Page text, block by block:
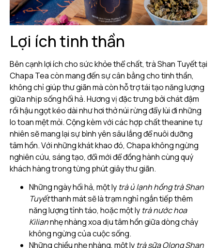
Lợi ích tinh thần
Bên cạnh lợi ích cho sức khỏe thể chất, trà Shan Tuyết tại
Chapa Tea còn mang đến sự cân bằng cho tinh thần,
không chỉ giúp thư giãn mà còn hỗ trợ tái tạo năng lượng
giữa nhịp sống hối hả. Hương vị đặc trưng bởi chát đậm
rồi hậu ngọt kéo dài như hơi thở núi rừng đẩy lùi đi những
lo toan mệt mỏi. Cộng kèm với các hợp chất theanine tự
nhiên sẽ mang lại sự bình yên sâu lắng để nuôi dưỡng
tâm hồn. Với những khát khao đó, Chapa không ngừng
nghiên cứu, sáng tạo, đổi mới để đồng hành cùng quý
khách hàng trong từng phút giây thư giãn.
Những ngày hối hả, một ly trà ủ lạnh hồng trà Shan
Tuyếtthanh mát sẽ là trạm nghỉ ngắn tiếp thêm
năng lượng tỉnh táo, hoặc một ly trà nước hoa
Kiliannhẹ nhàng xoa dịu tâm hồn giữa dòng chảy
không ngừng của cuộc sống.
Những chiều nhẹ nhàng, một ly trà sữa Olong Shan